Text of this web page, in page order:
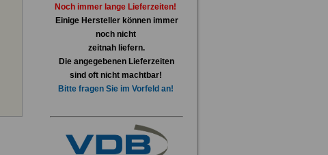
Noch immer lange Lieferzeiten!
Einige Hersteller können immer
noch nicht
zeitnah liefern.
Die angegebenen Lieferzeiten
sind oft nicht machtbar!
Bitte fragen Sie im Vorfeld an!